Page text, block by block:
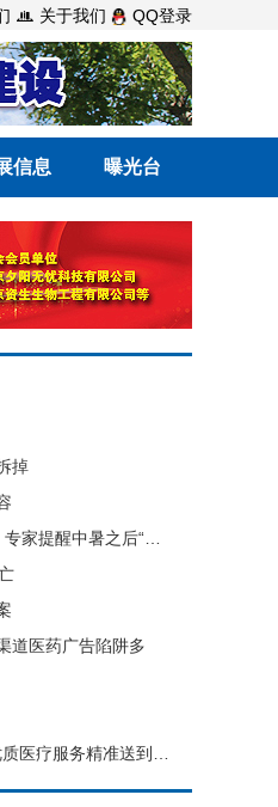
 关于我们 QQ登录
信息 曝光台
掉
道医药广告陷阱多